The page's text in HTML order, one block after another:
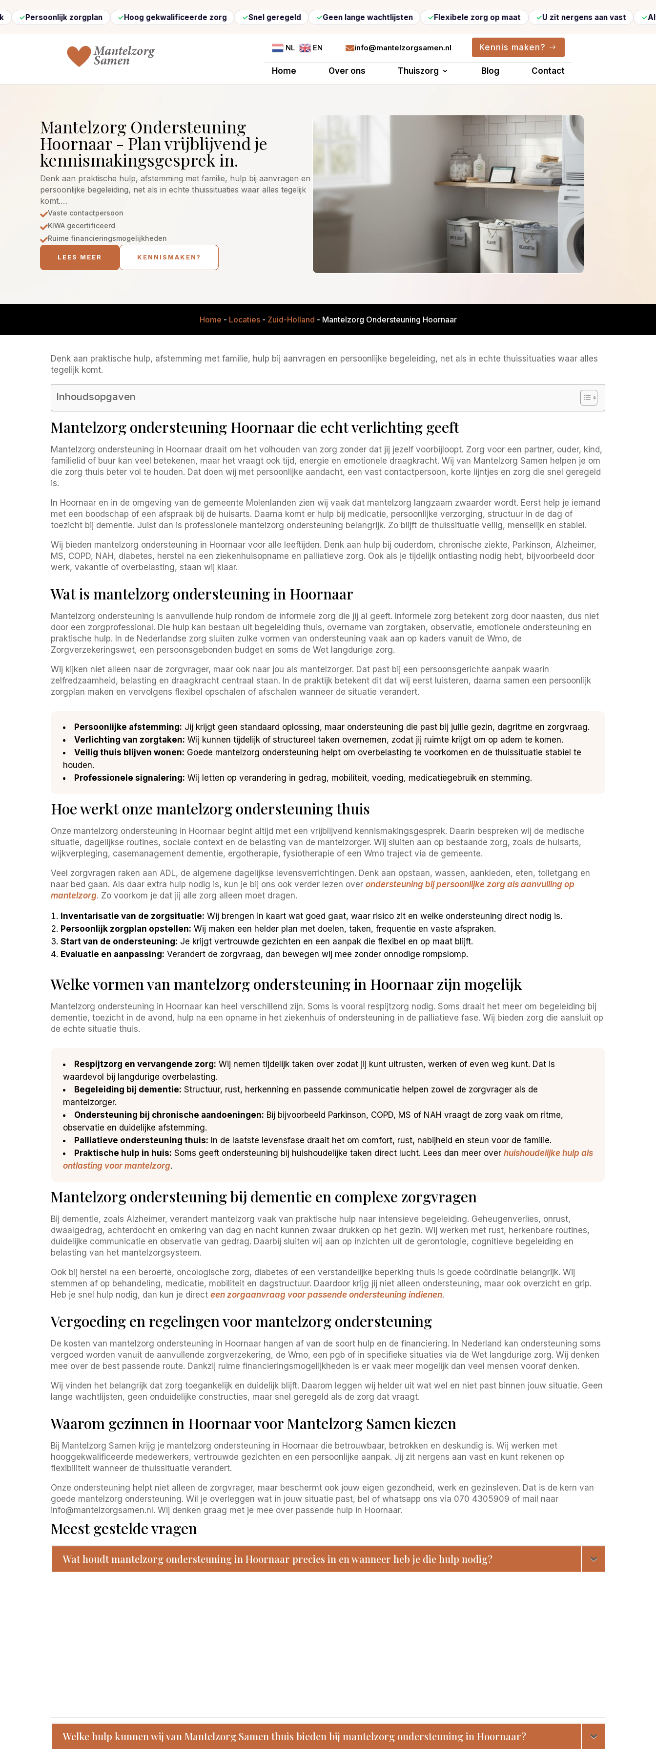
zorgplan Hoog gekwalificeerde zorg Snel geregeld Geen lange wachtlijsten Flexibele zorg op maat U zit nergens aan vast Altijd
NL EN info@mantelzorgsamen.nl Kennis maken?
Home Over ons Thuiszorg Blog Contact
Mantelzorg Ondersteuning
Hoornaar - Plan vrijblijvend je
kennismakingsgesprek in.
Denk aan praktische hulp, afstemming met familie, hulp bij aanvragen en
persoonlijke begeleiding, net als in echte thuissituaties waar alles tegelijk
komt.…
Vaste contactpersoon
KIWA gecertificeerd
Ruime financieringsmogelijkheden
LEES MEER KENNISMAKEN?
Home - Locaties- Zuid-Holland - Mantelzorg Ondersteuning Hoornaar
Denk aan praktische hulp, afstemming met familie, hulp bij aanvragen en persoonlijke begeleiding, net als in echte thuissituaties waar alles
tegelijk komt.
Inhoudsopgaven
Mantelzorg ondersteuning Hoornaar die echt verlichting geeft
Mantelzorg ondersteuning in Hoornaar draait om het volhouden van zorg zonder dat jij jezelf voorbijloopt. Zorg voor een partner, ouder, kind,
familielid of buur kan veel betekenen, maar het vraagt ook tijd, energie en emotionele draagkracht. Wij van Mantelzorg Samen helpen je om
die zorg thuis beter vol te houden. Dat doen wij met persoonlijke aandacht, een vast contactpersoon, korte lijntjes en zorg die snel geregeld
is.
In Hoornaar en in de omgeving van de gemeente Molenlanden zien wij vaak dat mantelzorg langzaam zwaarder wordt. Eerst help je iemand
met een boodschap of een afspraak bij de huisarts. Daarna komt er hulp bij medicatie, persoonlijke verzorging, structuur in de dag of
toezicht bij dementie. Juist dan is professionele mantelzorg ondersteuning belangrijk. Zo blijft de thuissituatie veilig, menselijk en stabiel.
Wij bieden mantelzorg ondersteuning in Hoornaar voor alle leeftijden. Denk aan hulp bij ouderdom, chronische ziekte, Parkinson, Alzheimer,
MS, COPD, NAH, diabetes, herstel na een ziekenhuisopname en palliatieve zorg. Ook als je tijdelijk ontlasting nodig hebt, bijvoorbeeld door
werk, vakantie of overbelasting, staan wij klaar.
Wat is mantelzorg ondersteuning in Hoornaar
Mantelzorg ondersteuning is aanvullende hulp rondom de informele zorg die jij al geeft. Informele zorg betekent zorg door naasten, dus niet
door een zorgprofessional. Die hulp kan bestaan uit begeleiding thuis, overname van zorgtaken, observatie, emotionele ondersteuning en
praktische hulp. In de Nederlandse zorg sluiten zulke vormen van ondersteuning vaak aan op kaders vanuit de Wmo, de
Zorgverzekeringswet, een persoonsgebonden budget en soms de Wet langdurige zorg.
Wij kijken niet alleen naar de zorgvrager, maar ook naar jou als mantelzorger. Dat past bij een persoonsgerichte aanpak waarin
zelfredzaamheid, belasting en draagkracht centraal staan. In de praktijk betekent dit dat wij eerst luisteren, daarna samen een persoonlijk
zorgplan maken en vervolgens flexibel opschalen of afschalen wanneer de situatie verandert.
Persoonlijke afstemming: Jij krijgt geen standaard oplossing, maar ondersteuning die past bij jullie gezin, dagritme en zorgvraag.
Verlichting van zorgtaken: Wij kunnen tijdelijk of structureel taken overnemen, zodat jij ruimte krijgt om op adem te komen.
Veilig thuis blijven wonen: Goede mantelzorg ondersteuning helpt om overbelasting te voorkomen en de thuissituatie stabiel te
houden.
Professionele signalering: Wij letten op verandering in gedrag, mobiliteit, voeding, medicatiegebruik en stemming.
Hoe werkt onze mantelzorg ondersteuning thuis
Onze mantelzorg ondersteuning in Hoornaar begint altijd met een vrijblijvend kennismakingsgesprek. Daarin bespreken wij de medische
situatie, dagelijkse routines, sociale context en de belasting van de mantelzorger. Wij sluiten aan op bestaande zorg, zoals de huisarts,
wijkverpleging, casemanagement dementie, ergotherapie, fysiotherapie of een Wmo traject via de gemeente.
Veel zorgvragen raken aan ADL, de algemene dagelijkse levensverrichtingen. Denk aan opstaan, wassen, aankleden, eten, toiletgang en
naar bed gaan. Als daar extra hulp nodig is, kun je bij ons ook verder lezen over ondersteuning bij persoonlijke zorg als aanvulling op
mantelzorg. Zo voorkom je dat jij alle zorg alleen moet dragen.
Inventarisatie van de zorgsituatie: Wij brengen in kaart wat goed gaat, waar risico zit en welke ondersteuning direct nodig is.
Persoonlijk zorgplan opstellen: Wij maken een helder plan met doelen, taken, frequentie en vaste afspraken.
Start van de ondersteuning: Je krijgt vertrouwde gezichten en een aanpak die flexibel en op maat blijft.
Evaluatie en aanpassing: Verandert de zorgvraag, dan bewegen wij mee zonder onnodige rompslomp.
Welke vormen van mantelzorg ondersteuning in Hoornaar zijn mogelijk
Mantelzorg ondersteuning in Hoornaar kan heel verschillend zijn. Soms is vooral respijtzorg nodig. Soms draait het meer om begeleiding bij
dementie, toezicht in de avond, hulp na een opname in het ziekenhuis of ondersteuning in de palliatieve fase. Wij bieden zorg die aansluit op
de echte situatie thuis.
Respijtzorg en vervangende zorg: Wij nemen tijdelijk taken over zodat jij kunt uitrusten, werken of even weg kunt. Dat is
waardevol bij langdurige overbelasting.
Begeleiding bij dementie: Structuur, rust, herkenning en passende communicatie helpen zowel de zorgvrager als de
mantelzorger.
Ondersteuning bij chronische aandoeningen: Bij bijvoorbeeld Parkinson, COPD, MS of NAH vraagt de zorg vaak om ritme,
observatie en duidelijke afstemming.
Palliatieve ondersteuning thuis: In de laatste levensfase draait het om comfort, rust, nabijheid en steun voor de familie.
Praktische hulp in huis: Soms geeft ondersteuning bij huishoudelijke taken direct lucht. Lees dan meer over huishoudelijke hulp als
ontlasting voor mantelzorg.
Mantelzorg ondersteuning bij dementie en complexe zorgvragen
Bij dementie, zoals Alzheimer, verandert mantelzorg vaak van praktische hulp naar intensieve begeleiding. Geheugenverlies, onrust,
dwaalgedrag, achterdocht en omkering van dag en nacht kunnen zwaar drukken op het gezin. Wij werken met rust, herkenbare routines,
duidelijke communicatie en observatie van gedrag. Daarbij sluiten wij aan op inzichten uit de gerontologie, cognitieve begeleiding en
belasting van het mantelzorgsysteem.
Ook bij herstel na een beroerte, oncologische zorg, diabetes of een verstandelijke beperking thuis is goede coördinatie belangrijk. Wij
stemmen af op behandeling, medicatie, mobiliteit en dagstructuur. Daardoor krijg jij niet alleen ondersteuning, maar ook overzicht en grip.
Heb je snel hulp nodig, dan kun je direct een zorgaanvraag voor passende ondersteuning indienen.
Vergoeding en regelingen voor mantelzorg ondersteuning
De kosten van mantelzorg ondersteuning in Hoornaar hangen af van de soort hulp en de financiering. In Nederland kan ondersteuning soms
vergoed worden vanuit de aanvullende zorgverzekering, de Wmo, een pgb of in specifieke situaties via de Wet langdurige zorg. Wij denken
mee over de best passende route. Dankzij ruime financieringsmogelijkheden is er vaak meer mogelijk dan veel mensen vooraf denken.
Wij vinden het belangrijk dat zorg toegankelijk en duidelijk blijft. Daarom leggen wij helder uit wat wel en niet past binnen jouw situatie. Geen
lange wachtlijsten, geen onduidelijke constructies, maar snel geregeld als de zorg dat vraagt.
Waarom gezinnen in Hoornaar voor Mantelzorg Samen kiezen
Bij Mantelzorg Samen krijg je mantelzorg ondersteuning in Hoornaar die betrouwbaar, betrokken en deskundig is. Wij werken met
hooggekwalificeerde medewerkers, vertrouwde gezichten en een persoonlijke aanpak. Jij zit nergens aan vast en kunt rekenen op
flexibiliteit wanneer de thuissituatie verandert.
Onze ondersteuning helpt niet alleen de zorgvrager, maar beschermt ook jouw eigen gezondheid, werk en gezinsleven. Dat is de kern van
goede mantelzorg ondersteuning. Wil je overleggen wat in jouw situatie past, bel of whatsapp ons via 070 4305909 of mail naar
info@mantelzorgsamen.nl. Wij denken graag met je mee over passende hulp in Hoornaar.
Meest gestelde vragen
Wat houdt mantelzorg ondersteuning in Hoornaar precies in en wanneer heb je die hulp nodig?
Welke hulp kunnen wij van Mantelzorg Samen thuis bieden bij mantelzorg ondersteuning in Hoornaar?